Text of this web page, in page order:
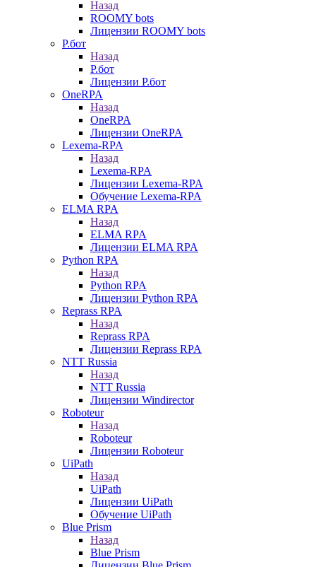
Назад
ROOMY bots
Лицензии ROOMY bots
Р.бот
Назад
Р.бот
Лицензии Р.бот
OneRPA
Назад
OneRPA
Лицензии OneRPA
Lexema-RPA
Назад
Lexema-RPA
Лицензии Lexema-RPA
Обучение Lexema-RPA
ELMA RPA
Назад
ELMA RPA
Лицензии ELMA RPA
Python RPA
Назад
Python RPA
Лицензии Python RPA
Reprass RPA
Назад
Reprass RPA
Лицензии Reprass RPA
NTT Russia
Назад
NTT Russia
Лицензии Windirector
Roboteur
Назад
Roboteur
Лицензии Roboteur
UiPath
Назад
UiPath
Лицензии UiPath
Обучение UiPath
Blue Prism
Назад
Blue Prism